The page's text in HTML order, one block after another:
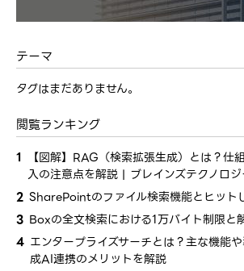
テーマ
タグはまだありません。
閲覧ランキング
1
【図解】RAG（検索拡張生成）とは？仕
入の注意点を解説 | ブレインズテクノロ
2 SharePointのファイル検索機能とヒット
3 Boxの全文検索における1万バイト制限と
4 エンタープライズサーチとは？​主な​機能
成AI連携の​メリットを​解説